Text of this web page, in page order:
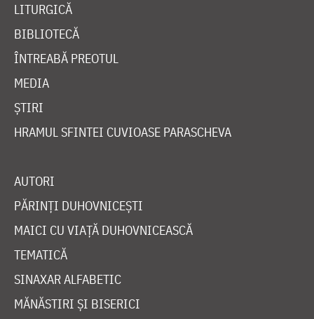
LITURGICĂ
BIBLIOTECĂ
ÎNTREABĂ PREOTUL
MEDIA
ȘTIRI
HRAMUL SFINTEI CUVIOASE PARASCHEVA
AUTORI
PĂRINȚI DUHOVNICEȘTI
MAICI CU VIAȚĂ DUHOVNICEASCĂ
TEMATICĂ
SINAXAR ALFABETIC
MĂNĂSTIRI ȘI BISERICI